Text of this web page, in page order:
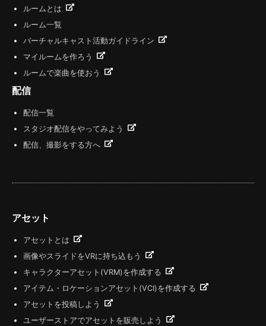
ルームとは
ルーム一覧
バーチャルキャスト活動ガイドライン
マイルームを作ろう
ルームで楽曲を使おう
配信
配信一覧
スタジオ配信をやってみよう
配信、撮影をする方へ
アセット
アセットとは
画像やスライドをVRに持ち込もう
キャラクターアセット(VRM)を作成する
アイテム・ロケーションアセット(VCI)を作成する
アセットを投稿しよう
ユーザーストアでアセットを販売しよう